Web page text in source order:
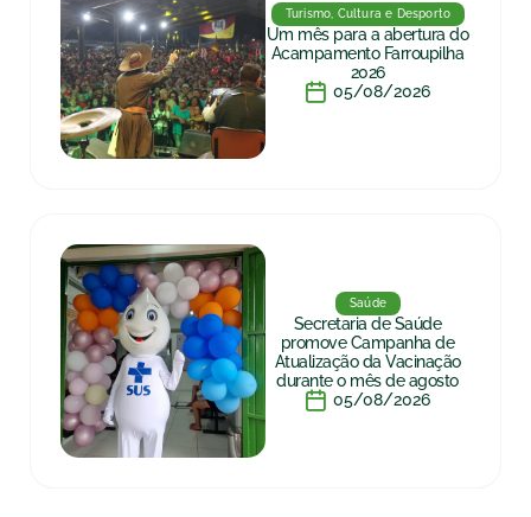
Turismo, Cultura e Desporto
Um mês para a abertura do
Acampamento Farroupilha
2026
05/08/2026
Saúde
Secretaria de Saúde
promove Campanha de
Atualização da Vacinação
durante o mês de agosto
05/08/2026